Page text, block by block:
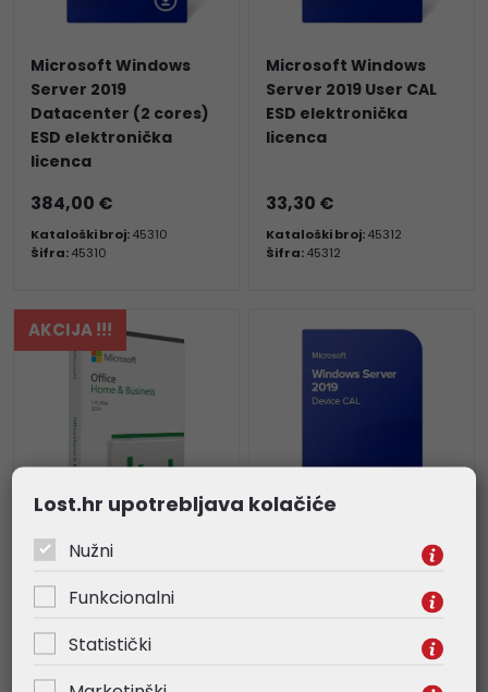
Microsoft Windows
Server 2019
Datacenter (2 cores)
ESD elektronička
licenca
384,00 €
Kataloški broj:45310
Šifra:45310
Microsoft Windows
Server 2019 User CAL
ESD elektronička
licenca
33,30 €
Kataloški broj:45312
Šifra:45312
AKCIJA !!!
Microsoft Office Home
medialess (Word,
OneNote, Outlook)
242,00 €
Microsoft Windows
Server 2019 Device CAL
Lost.hr upotrebljava kolačiće
Nužni
Funkcionalni
Statistički